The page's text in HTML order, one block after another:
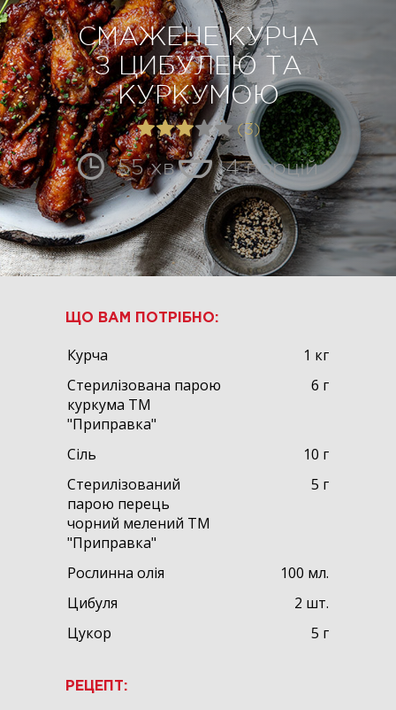
СМАЖЕНЕ КУРЧА
З ЦИБУЛЕЮ ТА
КУРКУМОЮ
(3)
55 хв 4 порцій
ЩО ВАМ ПОТРІБНО:
Курча
1 кг
Стерилізована парою
куркума ТМ
"Приправка"
6 г
Сіль
10 г
Стерилізований
парою перець
чорний мелений ТМ
"Приправка"
5 г
Рослинна олія
100 мл.
Цибуля
2 шт.
Цукор
5 г
РЕЦЕПТ: